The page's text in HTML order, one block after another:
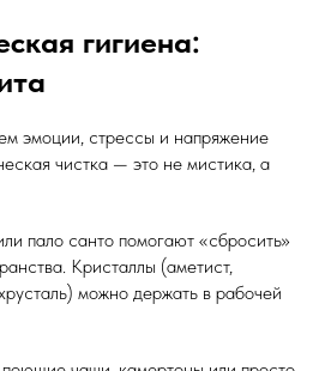
гигиена:
эмоции, стрессы и напряжение
чистка — это не мистика, а
пало санто помогают «сбросить»
Кристаллы (аметист,
можно держать в рабочей